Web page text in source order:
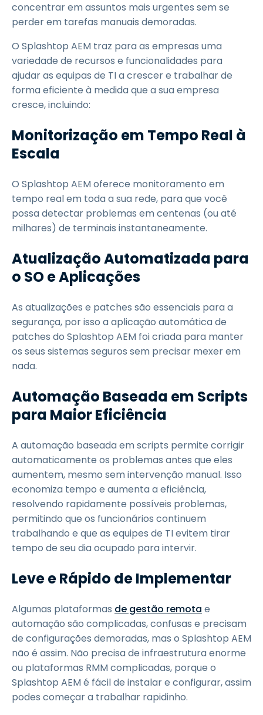
concentrar em assuntos mais urgentes sem se
perder em tarefas manuais demoradas.
O Splashtop AEM traz para as empresas uma
variedade de recursos e funcionalidades para
ajudar as equipas de TI a crescer e trabalhar de
forma eficiente à medida que a sua empresa
cresce, incluindo:
Monitorização em Tempo Real à
Escala
O Splashtop AEM oferece monitoramento em
tempo real em toda a sua rede, para que você
possa detectar problemas em centenas (ou até
milhares) de terminais instantaneamente.
Atualização Automatizada para
o SO e Aplicações
As atualizações e patches são essenciais para a
segurança, por isso a aplicação automática de
patches do Splashtop AEM foi criada para manter
os seus sistemas seguros sem precisar mexer em
nada.
Automação Baseada em Scripts
para Maior Eficiência
A automação baseada em scripts permite corrigir
automaticamente os problemas antes que eles
aumentem, mesmo sem intervenção manual. Isso
economiza tempo e aumenta a eficiência,
resolvendo rapidamente possíveis problemas,
permitindo que os funcionários continuem
trabalhando e que as equipes de TI evitem tirar
tempo de seu dia ocupado para intervir.
Leve e Rápido de Implementar
Algumas plataformas de gestão remota e
automação são complicadas, confusas e precisam
de configurações demoradas, mas o Splashtop AEM
não é assim. Não precisa de infraestrutura enorme
ou plataformas RMM complicadas, porque o
Splashtop AEM é fácil de instalar e configurar, assim
podes começar a trabalhar rapidinho.